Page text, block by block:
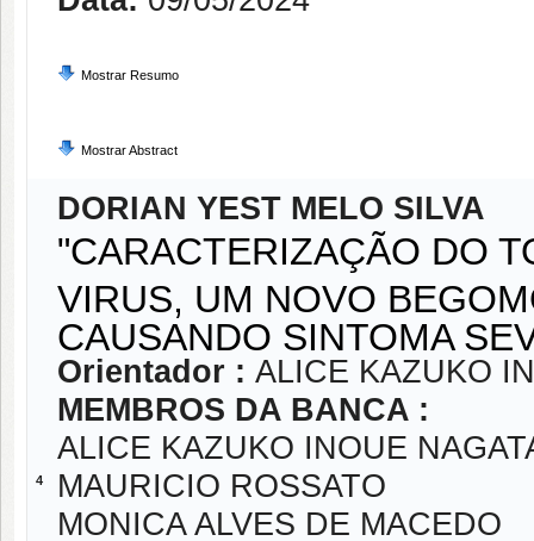
Mostrar Resumo
Mostrar Abstract
4
DORIAN YEST MELO SILVA
"CARACTERIZAÇÃO DO
VIRUS, UM NOVO
CAUSANDO SINTOMA
Orientador : ALICE KAZUKO
MEMBROS DA BANCA :
ALICE KAZUKO INOUE
MAURICIO ROSSATO
MONICA ALVES DE MACEDO